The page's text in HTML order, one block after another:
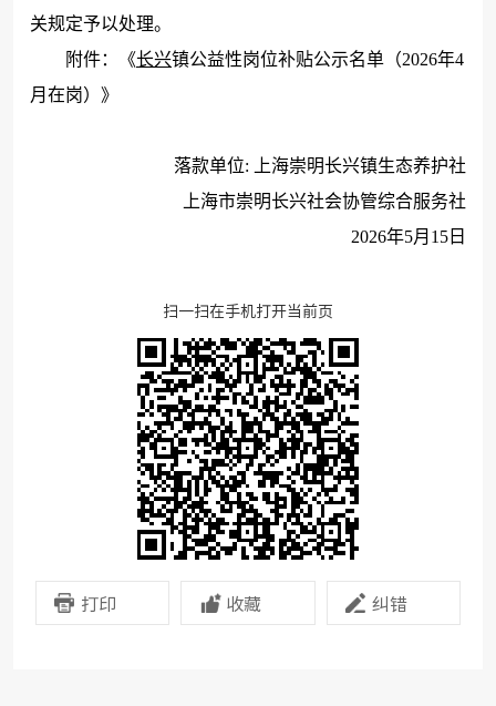
关规定予以处理。
附件：《长兴镇公益性岗位补贴公示名单（2026年4
月在岗）》
落款单位:
上海崇明长兴镇生态养护社
上海市崇明长兴社会协管综合服务社
2026年5月15日
扫一扫在手机打开当前页
打印 收藏 纠错